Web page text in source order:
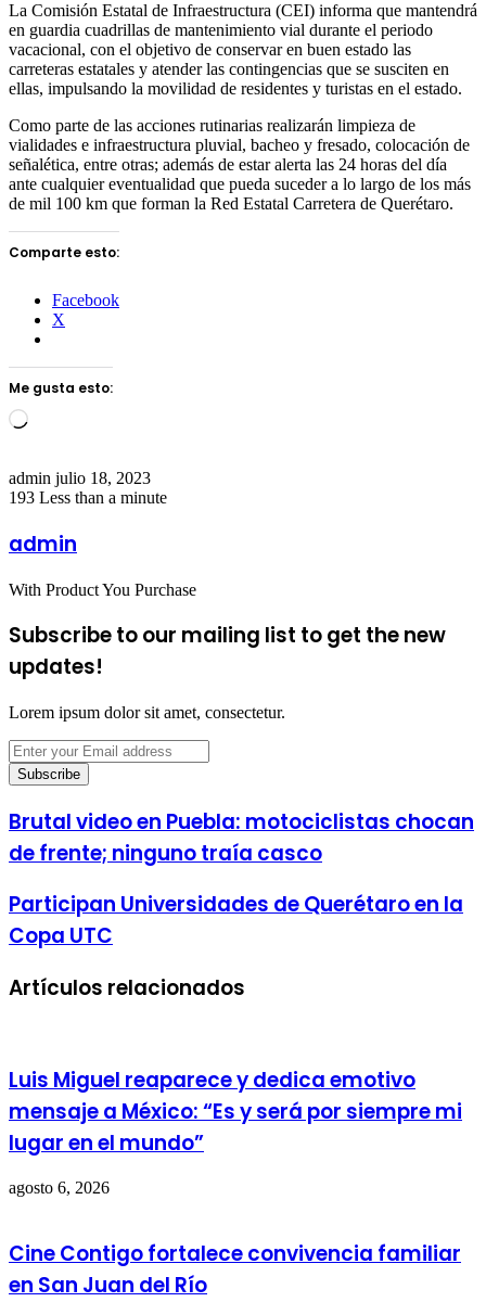
La Comisión Estatal de Infraestructura (CEI) informa que mantendrá
en guardia cuadrillas de mantenimiento vial durante el periodo
vacacional, con el objetivo de conservar en buen estado las
carreteras estatales y atender las contingencias que se susciten en
ellas, impulsando la movilidad de residentes y turistas en el estado.
Como parte de las acciones rutinarias realizarán limpieza de
vialidades e infraestructura pluvial, bacheo y fresado, colocación de
señalética, entre otras; además de estar alerta las 24 horas del día
ante cualquier eventualidad que pueda suceder a lo largo de los más
de mil 100 km que forman la Red Estatal Carretera de Querétaro.
Comparte esto:
Facebook
X
Me gusta esto:
Loading…
admin Send
an
julio 18, 2023
193 Less than a minute
admin
With Product You Purchase
Subscribe to our mailing list to get the new
updates!
Lorem ipsum dolor sit amet, consectetur.
Enter
your
Email
Brutal video en Puebla: motociclistas chocan
de frente; ninguno traía casco
Participan Universidades de Querétaro en la
Copa UTC
Artículos relacionados
Luis Miguel reaparece y dedica emotivo
mensaje a México: “Es y será por siempre mi
lugar en el mundo”
agosto 6, 2026
Cine Contigo fortalece convivencia familiar
en San Juan del Río